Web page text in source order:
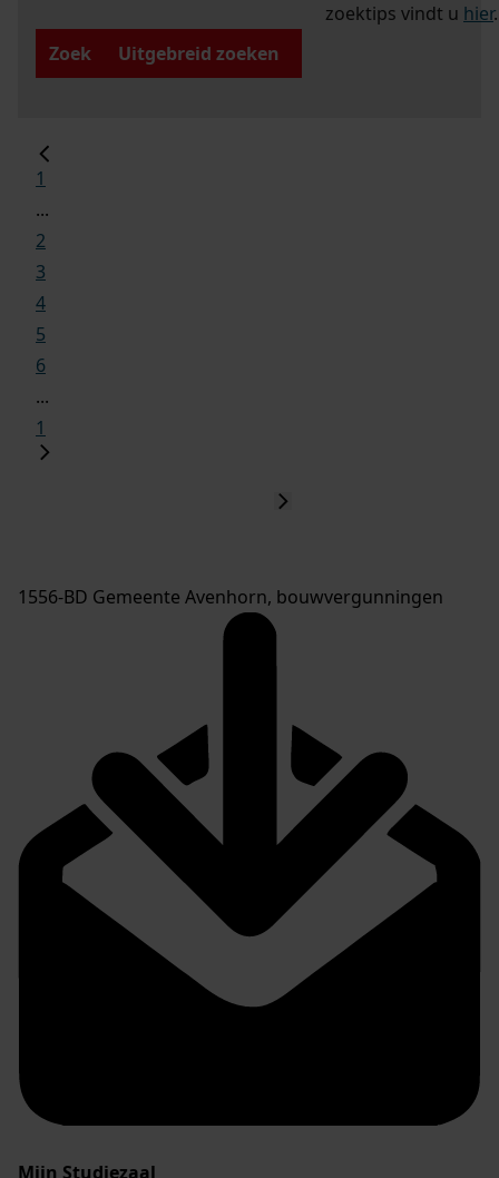
zoektips vindt u hier.
Zoek
Uitgebreid zoeken
1
...
2
3
4
5
6
...
1
1556-BD Gemeente Avenhorn, bouwvergunningen
Mijn Studiezaal